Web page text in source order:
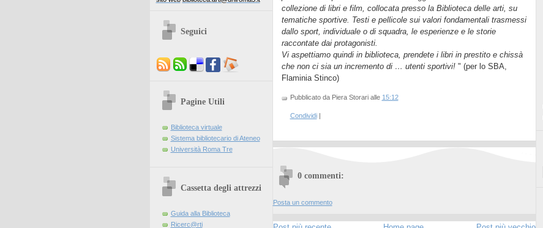
Seguici
Pagine Utili
Biblioteca virtuale
Sistema bibliotecario di Ateneo
Università Roma Tre
Cassetta degli attrezzi
Guida alla Biblioteca
Ricerc@rti
collezione di libri e film, collocata presso la Biblioteca delle arti, su
tematiche sportive. Testi e pellicole sui valori fondamentali trasmessi
dallo sport, individuale o di squadra, le esperienze e le storie
raccontate dai protagonisti.
Vi aspettiamo quindi in biblioteca, prendete i libri in prestito e chissà
che non ci sia un incremento di … utenti sportivi! " (per lo SBA,
Flaminia Stinco)
Pubblicato da Piera Storari alle 15:12
Condividi |
0 commenti:
Posta un commento